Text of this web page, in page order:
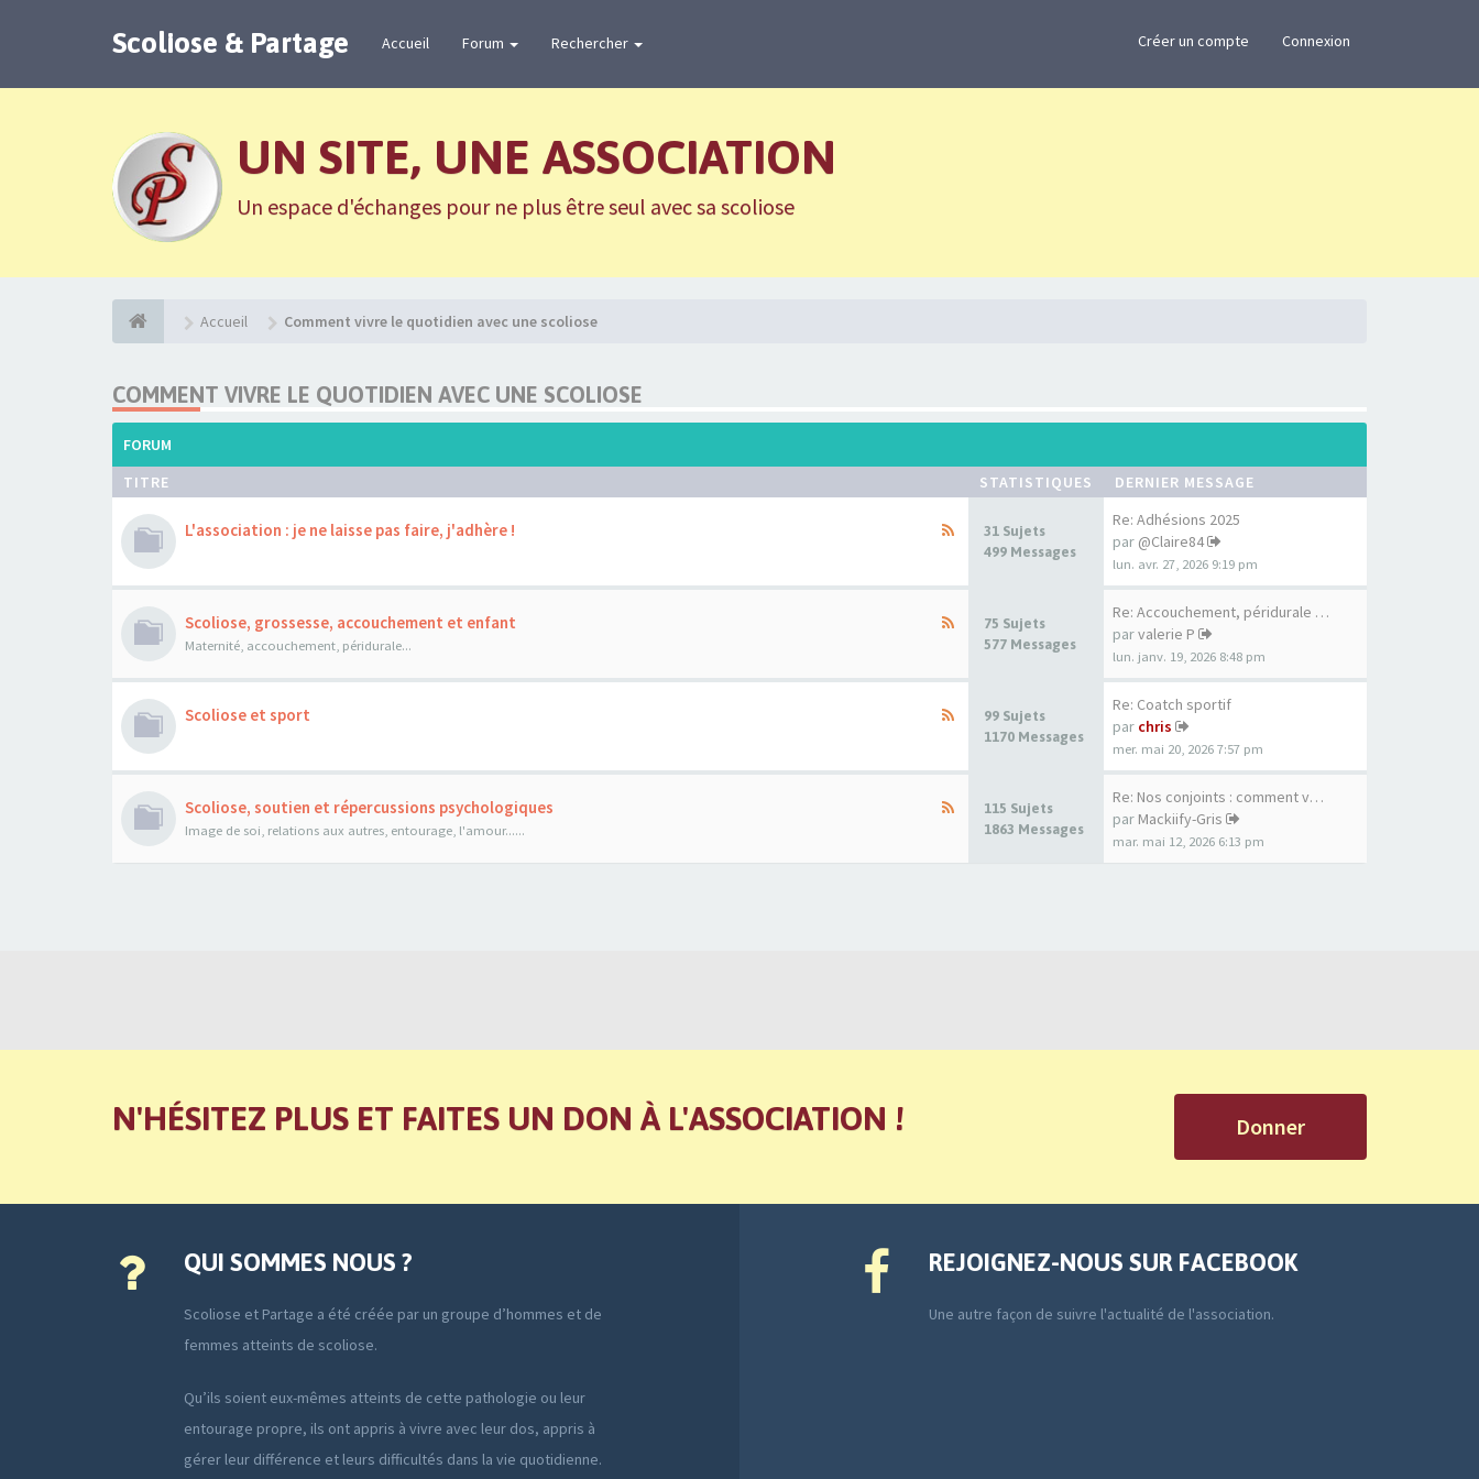
Scoliose & Partage Accueil Forum Rechercher Créer un compte Connexion
UN SITE, UNE ASSOCIATION
Un espace d'échanges pour ne plus être seul avec sa scoliose
Accueil Comment vivre le quotidien avec une scoliose
COMMENT VIVRE LE QUOTIDIEN AVEC UNE SCOLIOSE
FORUM
TITRE
STATISTIQUES DERNIER MESSAGE
L'association : je ne laisse pas faire, j'adhère !
31 Sujets
499 Messages
Re: Adhésions 2025
par @Claire84
lun. avr. 27, 2026 9:19 pm
Scoliose, grossesse, accouchement et enfant
Maternité, accouchement, péridurale...
75 Sujets
577 Messages
Re: Accouchement, péridurale …
parvalerie P
lun. janv. 19, 2026 8:48 pm
Scoliose et sport
99 Sujets
1170 Messages
Re: Coatch sportif
par chris
mer. mai 20, 2026 7:57 pm
Scoliose, soutien et répercussions psychologiques
Image de soi, relations aux autres, entourage, l'amour......
115 Sujets
1863 Messages
Re: Nos conjoints : comment v…
par Mackiify-Gris
mar. mai 12, 2026 6:13 pm
N'HÉSITEZ PLUS ET FAITES UN DON À L'ASSOCIATION ! Donner
QUI SOMMES NOUS ?
Scoliose et Partage a été créée par un groupe d’hommes et de
femmes atteints de scoliose.
Qu’ils soient eux-mêmes atteints de cette pathologie ou leur
entourage propre, ils ont appris à vivre avec leur dos, appris à
gérer leur différence et leurs difficultés dans la vie quotidienne.
REJOIGNEZ-NOUS SUR FACEBOOK
Une autre façon de suivre l'actualité de l'association.